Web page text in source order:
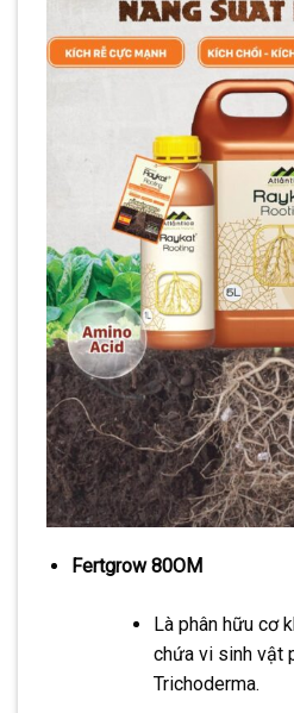
Fertgrow 80OM
Là phân hữu cơ
chứa vi sinh vật
Trichoderma.